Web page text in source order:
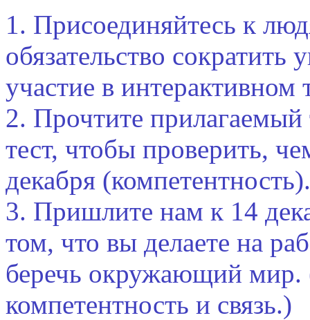
1. Присоединяйтесь к
обязательство
участие в интерактивном
2. Прочтите прилагаемый
тест, чтобы проверить,
декабря (компетентность).
3. Пришлите нам к 14
том, что вы делаете на
беречь окружающий мир.
компетентность и связь.)